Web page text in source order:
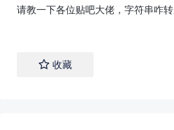
请教一下各位贴吧大佬，字符串咋
收藏